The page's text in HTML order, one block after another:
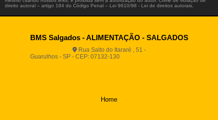
direito autoral – artigo 184 do Código Penal – Lei 9610/98 - Lei de direitos autorais
BMS Salgados - ALIMENTAÇÃO - SALGADOS
Rua Salto do Itararé , 51 -
Guarulhos - SP - CEP: 07132-130
Home